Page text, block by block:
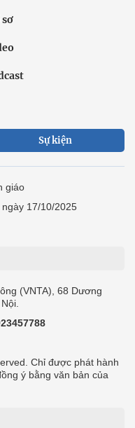
Sự kiện
giáo
17/10/2025
(VNTA), 68 Dương
Chỉ được phát hành
ý bằng văn bản của